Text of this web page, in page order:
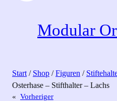
Modular
Start / Shop /Figuren /
Osterhase – Stifthalter – Lachs
« Vorheriger